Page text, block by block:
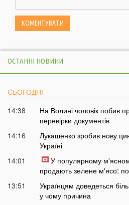
ОСТАННІ НОВИНИ
СЬОГОДНІ
14:38
На Волині чоловік побив
перевірки документів
14:16
Лукашенко зробив нову
Україні
14:01
У популярному
продають зелене м'ясо:
13:51
Українцям доведеться
у чому причина